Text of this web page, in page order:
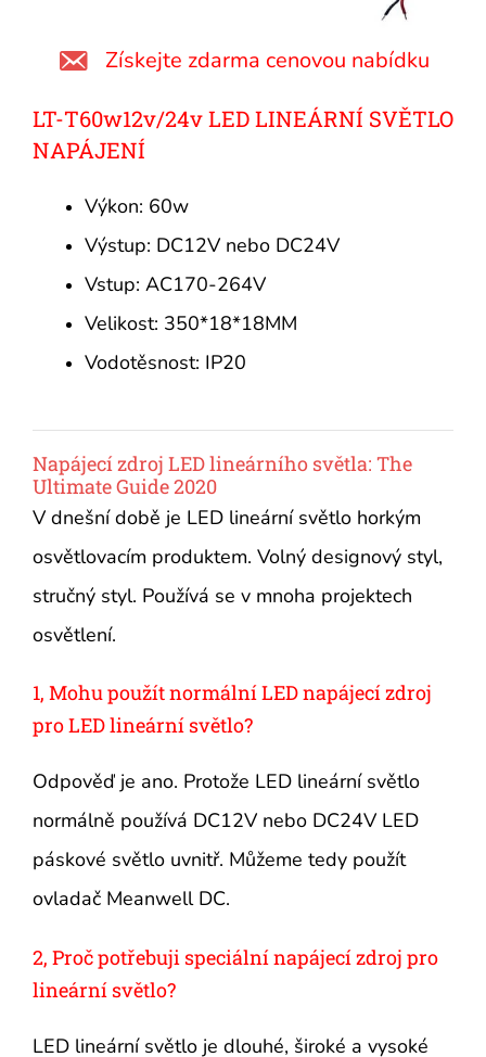
Získejte zdarma cenovou nabídku
LT-T60w12v/24v LED LINEÁRNÍ SVĚTLO
NAPÁJENÍ
Výkon: 60w
Výstup: DC12V nebo DC24V
Vstup: AC170-264V
Velikost: 350*18*18MM
Vodotěsnost: IP20
Napájecí zdroj LED lineárního světla: The
Ultimate Guide 2020
V dnešní době je LED lineární světlo horkým
osvětlovacím produktem. Volný designový styl,
stručný styl. Používá se v mnoha projektech
osvětlení.
1, Mohu použít normální LED napájecí zdroj
pro LED lineární světlo?
Odpověď je ano. Protože LED lineární světlo
normálně používá DC12V nebo DC24V LED
páskové světlo uvnitř. Můžeme tedy použít
ovladač Meanwell DC.
2, Proč potřebuji speciální napájecí zdroj pro
lineární světlo?
LED lineární světlo je dlouhé, široké a vysoké